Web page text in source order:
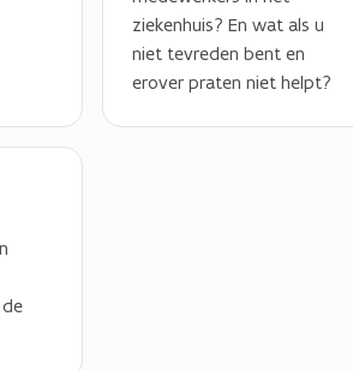
ziekenhuis? En wat als u
niet tevreden bent en
erover praten niet helpt?